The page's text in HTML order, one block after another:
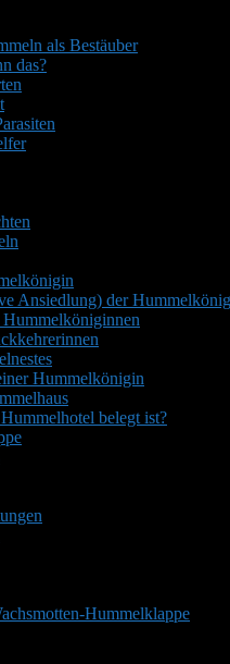
als Bestäuber
das?
Ansiedlung) der
Hummelkönigin
belegt ist?
Hummelklappe